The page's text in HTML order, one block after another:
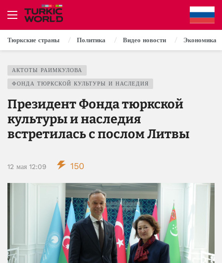
Тюркские страны Политика Видео новости Экономика
АКТОТЫ РАИМКУЛОВА
ФОНДА ТЮРКСКОЙ КУЛЬТУРЫ И НАСЛЕДИЯ
Президент Фонда тюркской
культуры и наследия
встретилась с послом Литвы
12 мая 12:09 150